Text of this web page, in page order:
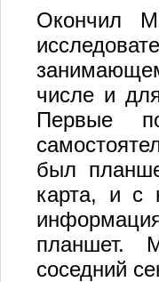
Окончил
числе и
Первые
был
карта, и с
планшет.
соседний